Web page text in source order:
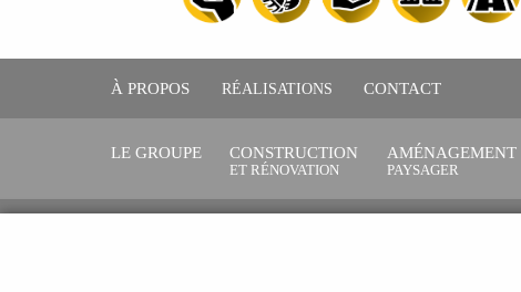
À PROPOS RÉALISATIONS CONTACT
LE GROUPE CONSTRUCTION
ET RÉNOVATION
AMÉNAGEMENT
PAYSAGER